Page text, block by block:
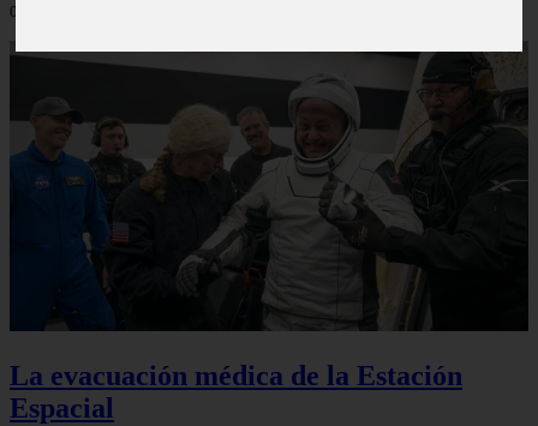
06/03/2026
La evacuación médica de la Estación
Espacial